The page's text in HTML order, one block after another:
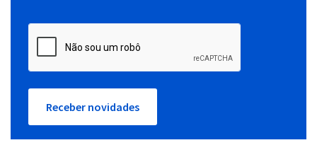
Receber novidades